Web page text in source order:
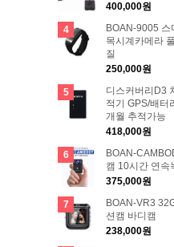
400,000원
4
BOAN-9005 스
목시계카메라
질
250,000원
5
디스커버리D3
적기 GPS/배터
개월 추적가능
418,000원
6
BOAN-
캠 10시간 연속
375,000원
7
BOAN-VR3
션캠 바디캠
238,000원